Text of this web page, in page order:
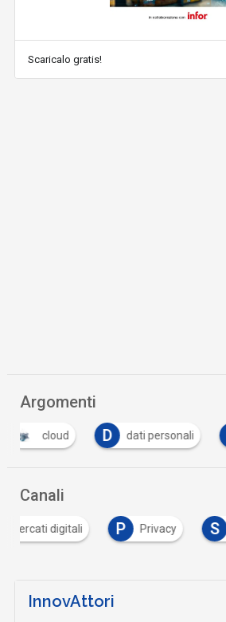
Scaricalo gratis!
Argomenti
cloud D dati personali
Canali
Mercati digitali P Privacy S
InnovAttori